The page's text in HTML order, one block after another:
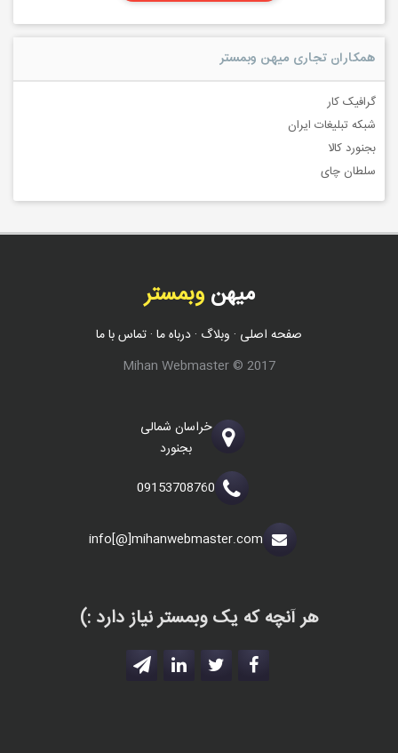
همکاران تجاری میهن وبمستر
گرافیک کار
شبکه تبلیغات ایران
بجنورد کالا
سلطان چای
میهنوبمستر
صفحه اصلی · وبلاگ · درباه ما · تماس با ما
Mihan Webmaster © 2017
خراسان شمالی
بجنورد
09153708760
info[@]mihanwebmaster.com
هر آنچه که یک وبمستر نیاز دارد :)